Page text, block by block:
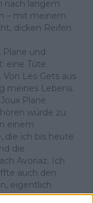
nach langem
– mit meinem
dicken Reifen
Plane und
eine Tüte
Von Les Gets aus
meines Lebens.
Plane
würde zu
einem
die ich bis heute
die
Avoriaz. Ich
auch den
eigentlich
echten